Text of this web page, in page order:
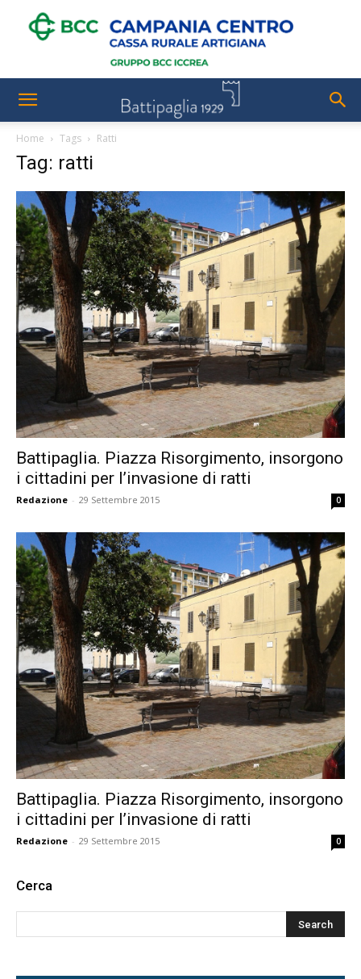
Home Tags Ratti
Tag: ratti
Battipaglia. Piazza Risorgimento, insorgono
i cittadini per l’invasione di ratti
Redazione - 29 Settembre 2015 0
Battipaglia. Piazza Risorgimento, insorgono
i cittadini per l’invasione di ratti
Redazione - 29 Settembre 2015 0
Cerca